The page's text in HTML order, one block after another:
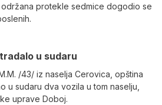
održana protekle sedmice dogodio se
u sudaru
/43/ iz naselja Cerovica, opština
u sudaru dva vozila u tom naselju,
uprave Doboj.